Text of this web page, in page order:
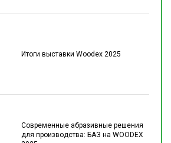
Итоги выставки Woodex 2025
Современные абразивные решения
для производства: БАЗ на WOODEX